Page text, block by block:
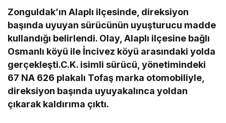
Zonguldak’ın Alaplı ilçesinde, direksiyon
başında uyuyan sürücünün uyuşturucu madde
kullandığı belirlendi. Olay, Alaplı ilçesine bağlı
Osmanlı köyü ile İncivez köyü arasındaki yolda
gerçekleşti.C.K. isimli sürücü, yönetimindeki
67 NA 626 plakalı Tofaş marka otomobiliyle,
direksiyon başında uyuyakalınca yoldan
çıkarak kaldırıma çıktı.